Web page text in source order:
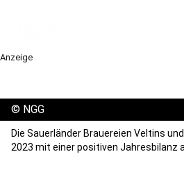
Anzeige
© NGG
Die Sauerländer Brauereien Veltins
2023 mit einer positiven Jahresbilanz